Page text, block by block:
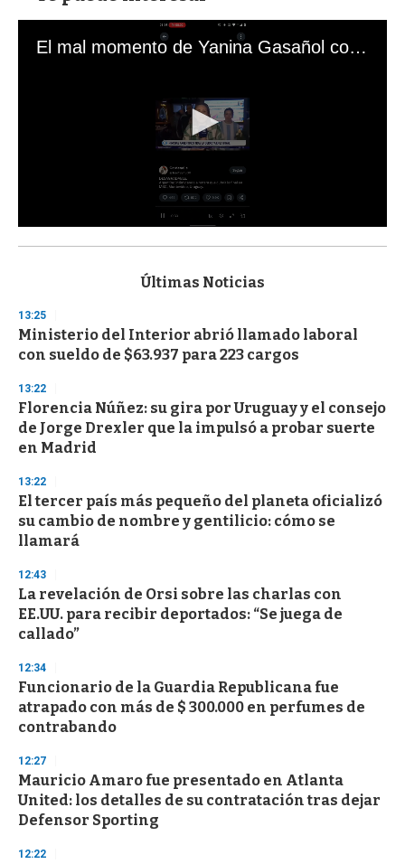
El mal momento de Yanina Gasañol con un hincha argentino en "Subrayado"
s
d
s
o
f
3
s
e
c
o
d
s
Últimas Noticias
13:25
Ministerio del Interior abrió llamado laboral
con sueldo de $63.937 para 223 cargos
13:22
Florencia Núñez: su gira por Uruguay y el consejo
de Jorge Drexler que la impulsó a probar suerte
en Madrid
13:22
El tercer país más pequeño del planeta oficializó
su cambio de nombre y gentilicio: cómo se
llamará
12:43
La revelación de Orsi sobre las charlas con
EE.UU. para recibir deportados: “Se juega de
callado”
12:34
Funcionario de la Guardia Republicana fue
atrapado con más de $ 300.000 en perfumes de
contrabando
12:27
Mauricio Amaro fue presentado en Atlanta
United: los detalles de su contratación tras dejar
Defensor Sporting
12:22